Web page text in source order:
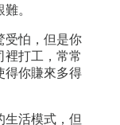
。
受怕，但是你
裡打工，常常
得你賺來多得
生活模式，但